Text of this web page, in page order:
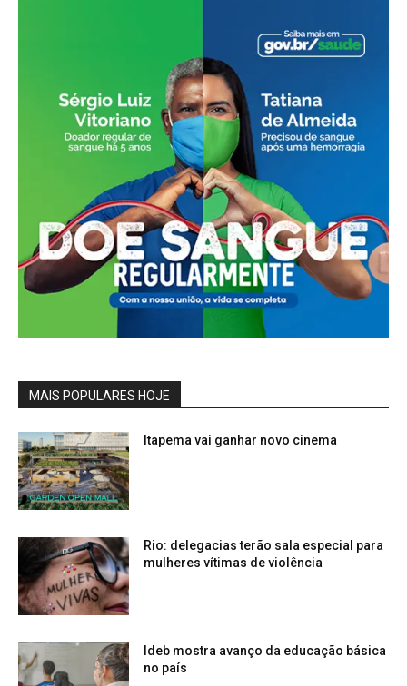
MAIS POPULARES HOJE
Itapema vai ganhar novo cinema
Rio: delegacias terão sala especial para
mulheres vítimas de violência
Ideb mostra avanço da educação básica
no país